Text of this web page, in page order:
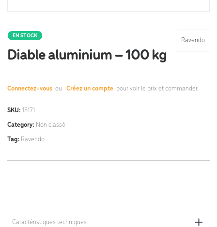
Ravendo
EN STOCK
Diable aluminium – 100 kg
Connectez-vous ou Créez un compte pour voir le prix et commander.
SKU: 15171
Category: Non classé
Tag: Ravendo
Caractéristiques techniques